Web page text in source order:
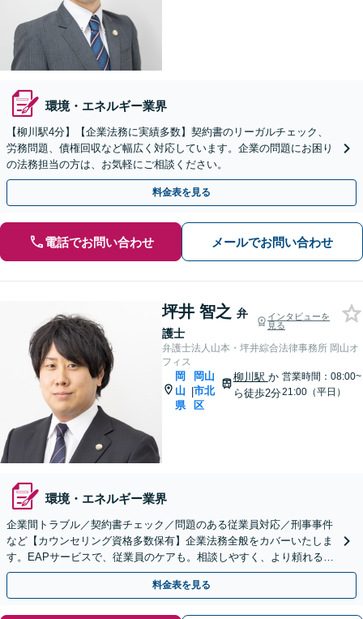
環境・エネルギー業界
【柳川駅4分】【企業法務に実績多数】契約書のリーガルチェック、
労務問題、債権回収など幅広く対応しています。企業の問題にお困り
の法務担当の方は、お気軽にご相談ください。
料金表を見る
電話でお問い合わせ メールでお問い合わせ
坪井 智之 弁
護士
インタビューを
見る
弁護士法人山本・坪井綜合法律事務所 岡山オ
フィス
岡
山
県
|
岡山
市北
区
柳川駅 か
ら徒歩2分
営業時間：08:00~
21:00（平日）
環境・エネルギー業界
企業間トラブル／契約書チェック／問題のある従業員対応／刑事事件
など【カウンセリング資格多数保有】企業法務全般をカバーいたしま
す。EAPサービスで、従業員のケアも。相談しやすく、より頼れる存
在に！メンタルヘルスのご相談も可能【初回相談無料】
料金表を見る